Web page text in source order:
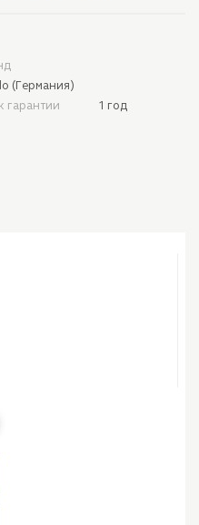
(Германия)
гарантии
1 год